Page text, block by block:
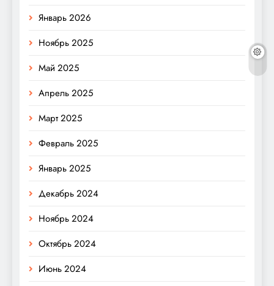
Январь 2026
Ноябрь 2025
Май 2025
Апрель 2025
Март 2025
Февраль 2025
Январь 2025
Декабрь 2024
Ноябрь 2024
Октябрь 2024
Июнь 2024